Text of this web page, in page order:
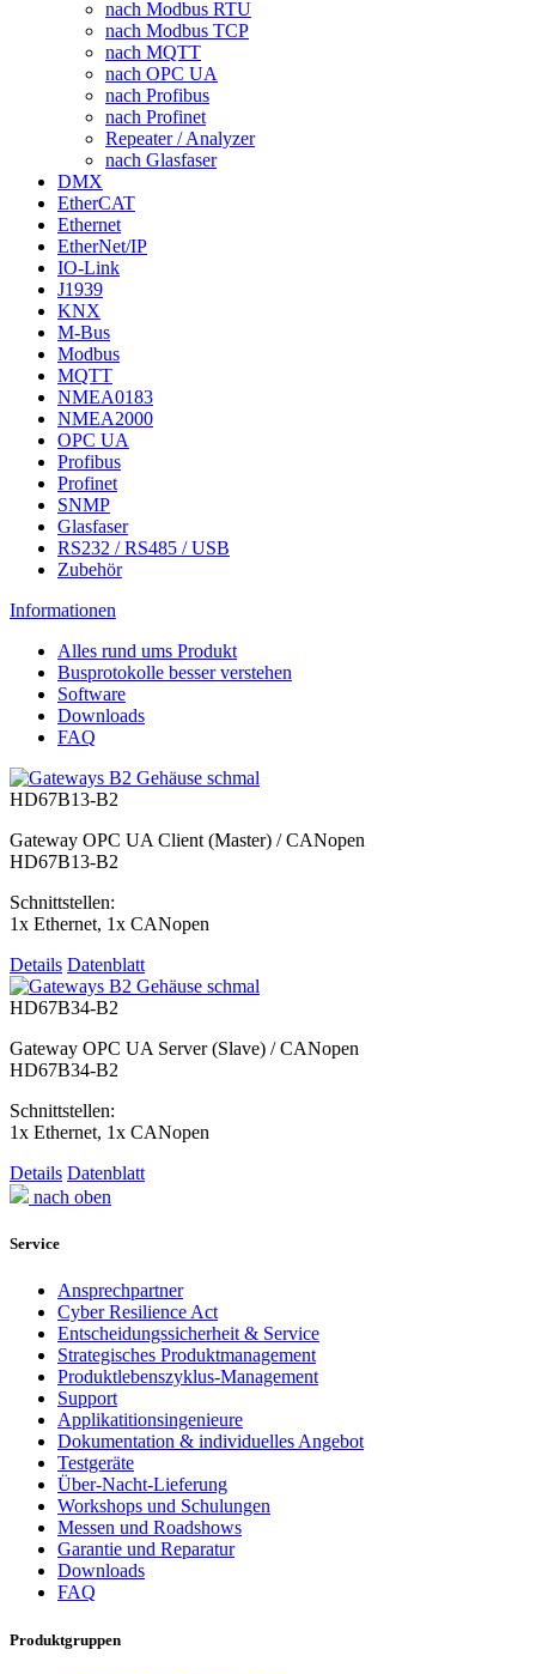
nach Modbus RTU
nach Modbus TCP
nach MQTT
nach OPC UA
nach Profibus
nach Profinet
Repeater / Analyzer
nach Glasfaser
DMX
EtherCAT
Ethernet
EtherNet/IP
IO-Link
J1939
KNX
M-Bus
Modbus
MQTT
NMEA0183
NMEA2000
OPC UA
Profibus
Profinet
SNMP
Glasfaser
RS232 / RS485 / USB
Zubehör
Informationen
Alles rund ums Produkt
Busprotokolle besser verstehen
Software
Downloads
FAQ
HD67B13-B2
Gateway OPC UA Client (Master) / CANopen
HD67B13-B2
Schnittstellen:
1x Ethernet, 1x CANopen
Details Datenblatt
HD67B34-B2
Gateway OPC UA Server (Slave) / CANopen
HD67B34-B2
Schnittstellen:
1x Ethernet, 1x CANopen
Details Datenblatt
nach oben
Service
Ansprechpartner
Cyber Resilience Act
Entscheidungssicherheit & Service
Strategisches Produktmanagement
Produktlebenszyklus-Management
Support
Applikatitionsingenieure
Dokumentation & individuelles Angebot
Testgeräte
Über-Nacht-Lieferung
Workshops und Schulungen
Messen und Roadshows
Garantie und Reparatur
Downloads
FAQ
Produktgruppen